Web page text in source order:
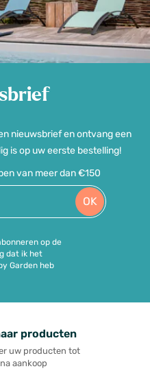
nieuwsbrief en ontvang een
is op uw eerste bestelling!
van meer dan €150
OK
op de
dat ik het
Garden heb
producten
uw producten tot
aankoop